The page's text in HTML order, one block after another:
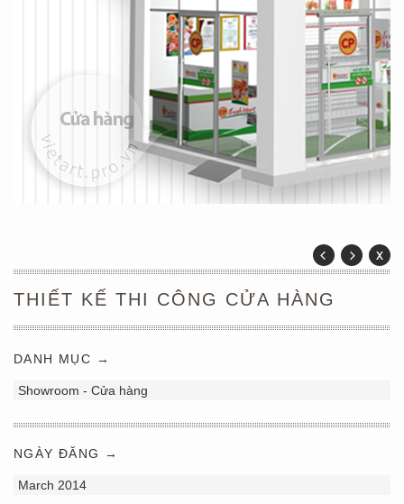
THIẾT KẾ THI CÔNG CỬA HÀNG
DANH MỤC →
Showroom - Cửa hàng
NGÀY ĐĂNG →
March 2014